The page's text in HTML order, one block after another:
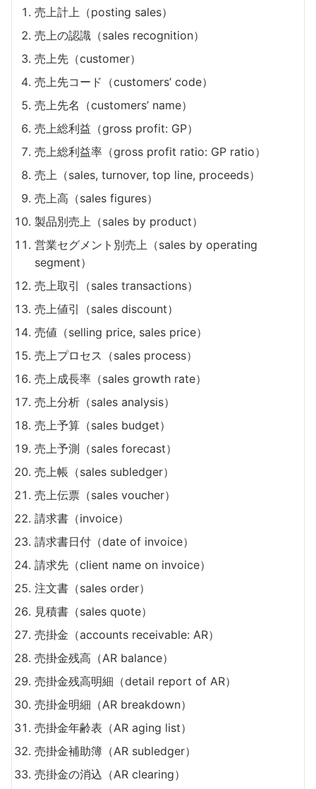
売上計上（posting sales）
売上の認識（sales recognition）
売上先（customer）
売上先コード（customers’ code）
売上先名（customers’ name）
売上総利益（gross profit: GP）
売上総利益率（gross profit ratio: GP ratio）
売上（sales, turnover, top line, proceeds）
売上高（sales figures）
製品別売上（sales by product）
営業セグメント別売上（sales by operating
segment）
売上取引（sales transactions）
売上値引（sales discount）
売値（selling price, sales price）
売上プロセス（sales process）
売上成長率（sales growth rate）
売上分析（sales analysis）
売上予算（sales budget）
売上予測（sales forecast）
売上帳（sales subledger）
売上伝票（sales voucher）
請求書（invoice）
請求書日付（date of invoice）
請求先（client name on invoice）
注文書（sales order）
見積書（sales quote）
売掛金（accounts receivable: AR）
売掛金残高（AR balance）
売掛金残高明細（detail report of AR）
売掛金明細（AR breakdown）
売掛金年齢表（AR aging list）
売掛金補助簿（AR subledger）
売掛金の消込（AR clearing）